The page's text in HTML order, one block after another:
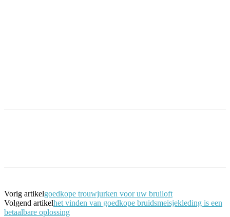
Vorig artikelgoedkope trouwjurken voor uw bruiloft
Volgend artikelhet vinden van goedkope bruidsmeisjekleding is een
betaalbare oplossing